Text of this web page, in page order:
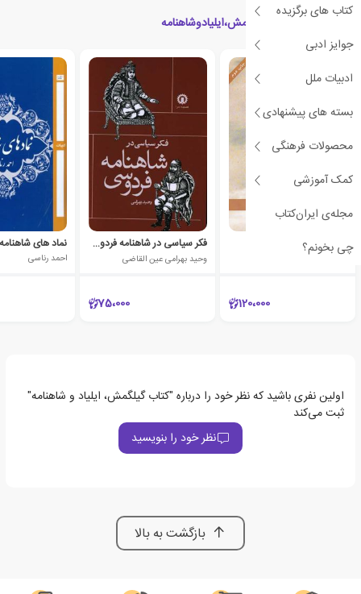
کتاب های برگزیده
جوایز ادبی
ادبیات ملل
بسته های پیشنهادی
محصولات فرهنگی
کمک آموزشی
مجله‌ی ایران‌کتاب
چی بخونم؟
کتاب های مرتبط با گیلگمش،ایلیادوشاهنامه
حماسه فردوسی
عطاءالله مهاجرانی
120،000
فکر سیاسی در شاهنامه فردوسی
وحید بهرامی عین القاضی
75،000
نماد های
احمد رناسی
اولین نفری باشید که نظر خود را درباره "کتاب گیلگمش، ایلیاد و شاهنامه"
ثبت می‌کند
نظر خود را بنویسید
بازگشت به بالا